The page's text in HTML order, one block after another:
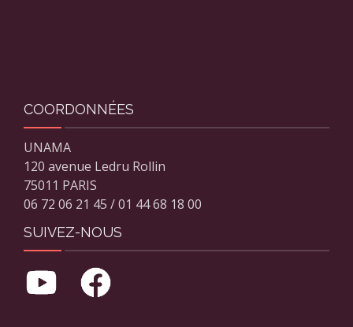
COORDONNÉES
UNAMA
120 avenue Ledru Rollin
75011 PARIS
06 72 06 21 45 / 01 44 68 18 00
SUIVEZ-NOUS